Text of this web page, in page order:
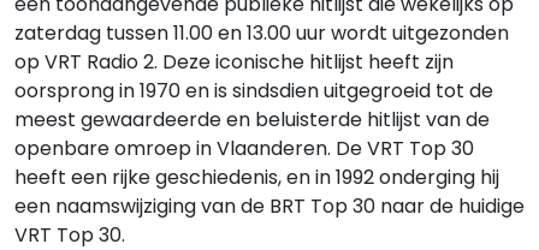
zaterdag tussen 11.00 en 13.00 uur wordt uitgezonden
op VRT Radio 2. Deze iconische hitlijst heeft zijn
oorsprong in 1970 en is sindsdien uitgegroeid tot de
meest gewaardeerde en beluisterde hitlijst van de
openbare omroep in Vlaanderen. De VRT Top 30
heeft een rijke geschiedenis, en in 1992 onderging hij
een naamswijziging van de BRT Top 30 naar de huidige
VRT Top 30.